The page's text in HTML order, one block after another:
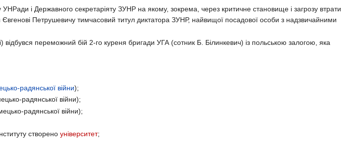
УНРади і Державного секретаріяту ЗУНР на якому, зокрема, через критичне становище і загрозу втрати
Євгенові Петрушевичу тимчасовий титул диктатора ЗУНР, найвищої посадової особи з надзвичайними
відбувся переможний бій 2-го куреня бригади УГА (сотник Б. Білинкевич) із польською залогою, яка
радянської війни);
радянської війни);
радянської війни);
створеноуніверситет;